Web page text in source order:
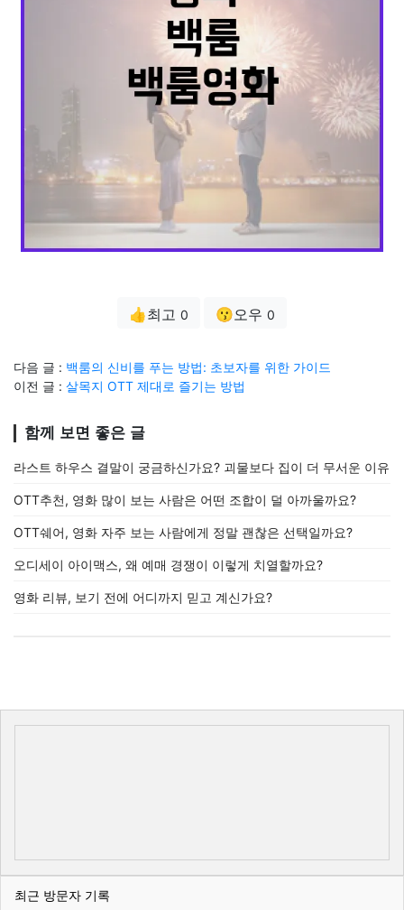
👍최고 0 😗오우 0
다음 글 : 백룸의 신비를 푸는 방법: 초보자를 위한 가이드
이전 글 : 살목지 OTT 제대로 즐기는 방법
함께 보면 좋은 글
라스트 하우스 결말이 궁금하신가요? 괴물보다 집이 더 무서운 이유
OTT추천, 영화 많이 보는 사람은 어떤 조합이 덜 아까울까요?
OTT쉐어, 영화 자주 보는 사람에게 정말 괜찮은 선택일까요?
오디세이 아이맥스, 왜 예매 경쟁이 이렇게 치열할까요?
영화 리뷰, 보기 전에 어디까지 믿고 계신가요?
최근 방문자 기록